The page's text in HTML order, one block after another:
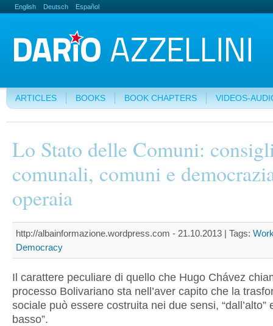
English Deutsch Español
ARTICLES BOOKS BOOK CHAPTERS VIDEOS-
Lo Stato delle Comuni:
comunali, comuni e
operaia
http://albainformazione.wordpress.com - 21.10.2013 | Tags:
Democracy
Il carattere peculiare di quello che Hugo Chávez
processo Bolivariano sta nell’aver capito che la
sociale può essere costruita nei due sensi, “dall’alto”
basso”.